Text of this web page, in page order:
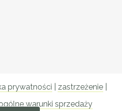
prywatności zastrzeżenie
warunki sprzedaży